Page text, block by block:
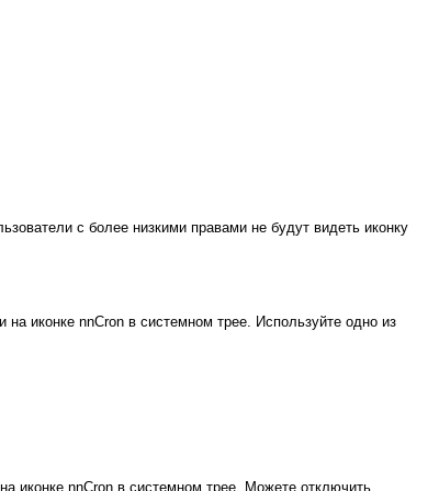
с более низкими правами не будут видеть иконку
иконке nnCron в системном трее. Используйте одно из
иконке nnCron в системном трее. Можете отключить